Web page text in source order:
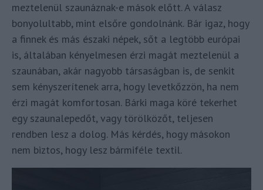
meztelenül szaunáznak-e mások előtt. A válasz
bonyolultabb, mint elsőre gondolnánk. Bár igaz, hogy
a finnek és más északi népek, sőt a legtöbb európai
is, általában kényelmesen érzi magát meztelenül a
szaunában, akár nagyobb társaságban is, de senkit
sem kényszerítenek arra, hogy levetkőzzön, ha nem
érzi magát komfortosan. Bárki maga köré tekerhet
egy szaunalepedőt, vagy törölközőt, teljesen
rendben lesz a dolog. Más kérdés, hogy másokon
nem biztos, hogy lesz bármiféle textil.